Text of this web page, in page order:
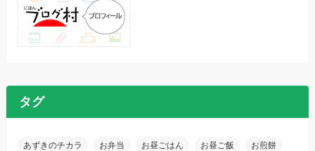
タグ
あずきのチカラ お弁当 お昼ごはん お昼ご飯 お煎餅